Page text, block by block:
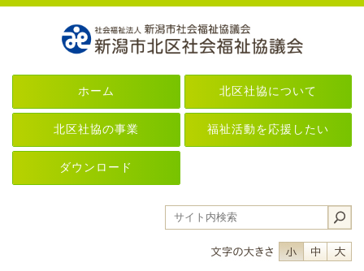
ホーム 北区社協について
北区社協の事業 福祉活動を応援したい
ダウンロード
フォントサイ
フォン